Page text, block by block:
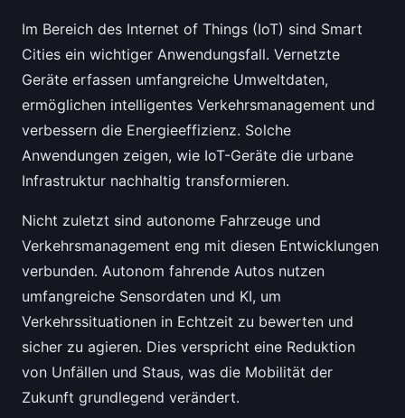
Im Bereich des Internet of Things (IoT) sind Smart
Cities ein wichtiger Anwendungsfall. Vernetzte
Geräte erfassen umfangreiche Umweltdaten,
ermöglichen intelligentes Verkehrsmanagement und
verbessern die Energieeffizienz. Solche
Anwendungen zeigen, wie IoT-Geräte die urbane
Infrastruktur nachhaltig transformieren.
Nicht zuletzt sind autonome Fahrzeuge und
Verkehrsmanagement eng mit diesen Entwicklungen
verbunden. Autonom fahrende Autos nutzen
umfangreiche Sensordaten und KI, um
Verkehrssituationen in Echtzeit zu bewerten und
sicher zu agieren. Dies verspricht eine Reduktion
von Unfällen und Staus, was die Mobilität der
Zukunft grundlegend verändert.